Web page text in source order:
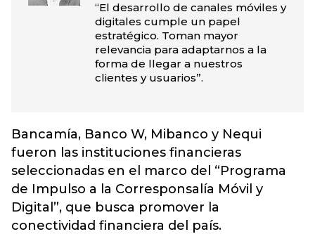
“El desarrollo de canales móviles y
digitales cumple un papel
estratégico. Toman mayor
relevancia para adaptarnos a la
forma de llegar a nuestros
clientes y usuarios”.
Bancamía, Banco W, Mibanco y Nequi
fueron las instituciones financieras
seleccionadas en el marco del “Programa
de Impulso a la Corresponsalía Móvil y
Digital”, que busca promover la
conectividad financiera del país.